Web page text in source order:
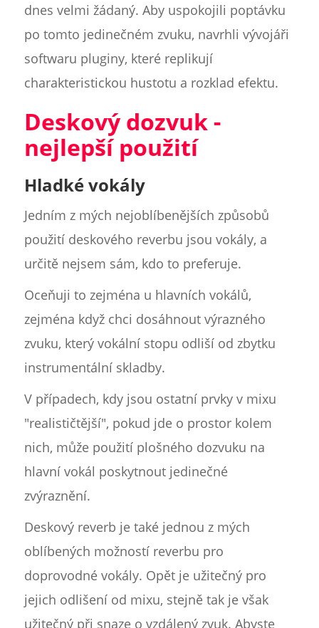
dnes velmi žádaný. Aby uspokojili poptávku
po tomto jedinečném zvuku, navrhli vývojáři
softwaru pluginy, které replikují
charakteristickou hustotu a rozklad efektu.
Deskový dozvuk -
nejlepší použití
Hladké vokály
Jedním z mých nejoblíbenějších způsobů
použití deskového reverbu jsou vokály, a
určitě nejsem sám, kdo to preferuje.
Oceňuji to zejména u hlavních vokálů,
zejména když chci dosáhnout výrazného
zvuku, který vokální stopu odliší od zbytku
instrumentální skladby.
V případech, kdy jsou ostatní prvky v mixu
"realističtější", pokud jde o prostor kolem
nich, může použití plošného dozvuku na
hlavní vokál poskytnout jedinečné
zvýraznění.
Deskový reverb je také jednou z mých
oblíbených možností reverbu pro
doprovodné vokály. Opět je užitečný pro
jejich odlišení od mixu, stejně tak je však
užitečný při snaze o vzdálený zvuk. Abyste